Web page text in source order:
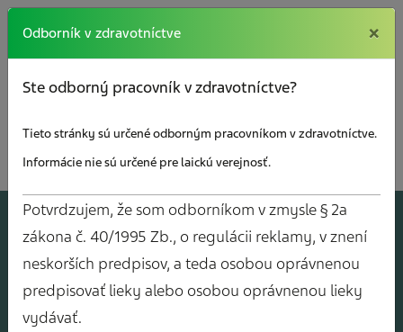
×
AJOV Y
Odborník v zdravotníctve ×
Ste odborný pracovník v zdravotníctve?
Tieto stránky sú určené odborným pracovníkom v zdravotníctve.
Informácie nie sú určené pre laickú verejnosť.
Potvrdzujem, že som odborníkom v zmysle § 2a
zákona č. 40/1995 Zb., o regulácii reklamy, v znení
neskorších predpisov, a teda osobou oprávnenou
predpisovať lieky alebo osobou oprávnenou lieky
vydávať.